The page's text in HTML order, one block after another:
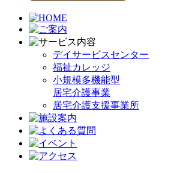
デイサービスセンター
福祉カレッジ
小規模多機能型
居宅介護事業
居宅介護支援事業所